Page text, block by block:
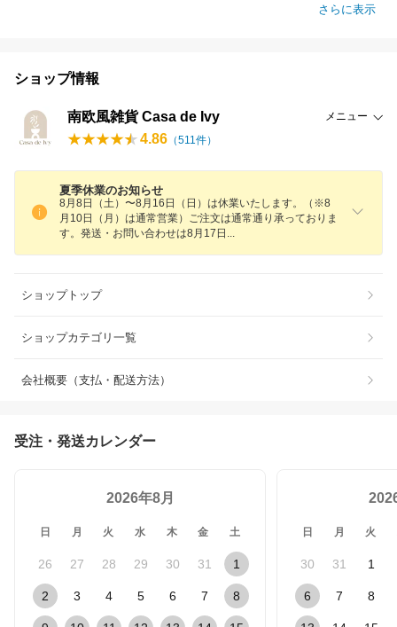
さらに表示
ショップ情報
南欧風雑貨 Casa de Ivy メニュー
4.86 （511件）
夏季休業のお知らせ
8月8日（土）〜8月16日（日）は休業いたします。（※8
月10日（月）は通常営業）ご注文は通常通り承っておりま
す。発送・お問い合わせは8月17 日
ショップトップ
ショップカテゴリ一覧
会社概要（支払・配送方法）
受注・発送カレンダー
2026年8月
日 月 火 水 木 金 土
26 27 28 29 30 31 1
2 3 4 5 6 7 8
日 月 火
30 31 1
6 7 8